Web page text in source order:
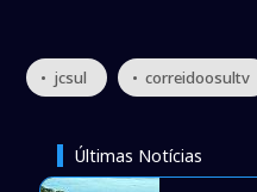
• jcsul • correidoosultv
Últimas Notícias